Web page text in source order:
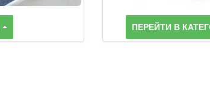
ПЕРЕЙТИ В